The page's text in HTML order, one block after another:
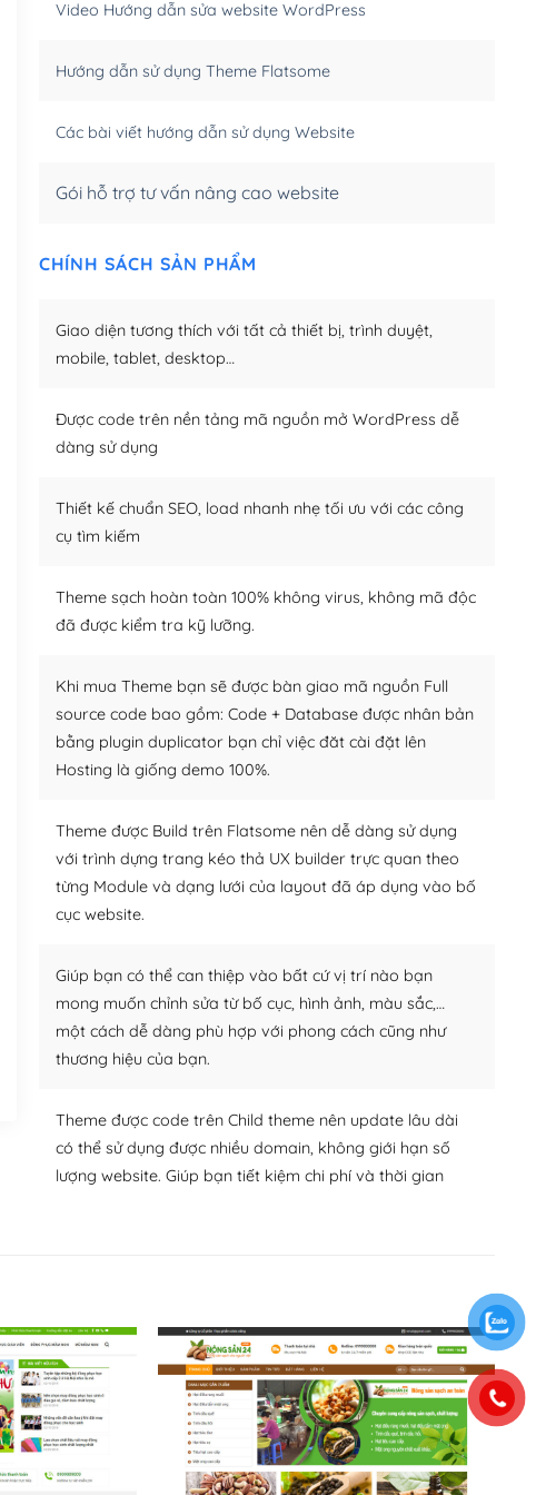
(+950,000₫)
Video Hướng dẫn sửa website WordPress
Hướng dẫn sử dụng Theme Flatsome
Các bài viết hướng dẫn sử dụng Website
Gói hỗ trợ tư vấn nâng cao website
CHÍNH SÁCH SẢN PHẨM
Giao diện tương thích với tất cả thiết bị, trình duyệt,
mobile, tablet, desktop…
Được code trên nền tảng mã nguồn mở WordPress dễ
dàng sử dụng
Thiết kế chuẩn SEO, load nhanh nhẹ tối ưu với các công
cụ tìm kiếm
Theme sạch hoàn toàn 100% không virus, không mã độc
đã được kiểm tra kỹ lưỡng.
Khi mua Theme bạn sẽ được bàn giao mã nguồn Full
source code bao gồm: Code + Database được nhân bản
bằng plugin duplicator bạn chỉ việc đăt cài đặt lên
Hosting là giống demo 100%.
Theme được Build trên Flatsome nên dễ dàng sử dụng
với trình dựng trang kéo thả UX builder trực quan theo
từng Module và dạng lưới của layout đã áp dụng vào bố
cục website.
Giúp bạn có thể can thiệp vào bất cứ vị trí nào bạn
mong muốn chỉnh sửa từ bố cục, hình ảnh, màu sắc,…
một cách dễ dàng phù hợp với phong cách cũng như
thương hiệu của bạn.
Theme được code trên Child theme nên update lâu dài
có thể sử dụng được nhiều domain, không giới hạn số
lượng website. Giúp bạn tiết kiệm chi phí và thời gian